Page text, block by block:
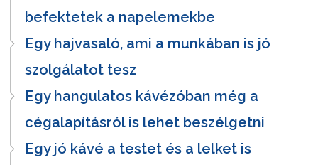
befektetek a napelemekbe
Egy hajvasaló, ami a munkában is jó
szolgálatot tesz
Egy hangulatos kávézóban még a
cégalapításról is lehet beszélgetni
Egy jó kávé a testet és a lelket is